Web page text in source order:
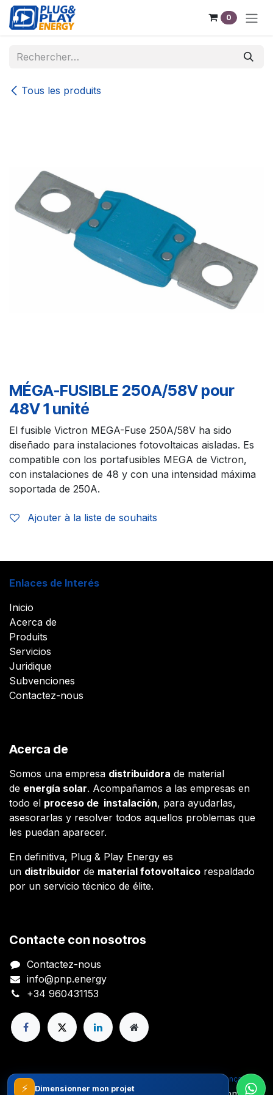
Se rendre au contenu
0
Tous les produits
MÉGA-FUSIBLE 250A/58V pour
48V 1 unité
El fusible Victron MEGA-Fuse 250A/58V ha sido
diseñado para instalaciones fotovoltaicas aisladas. Es
compatible con los portafusibles MEGA de Victron,
con instalaciones de 48 y con una intensidad máxima
soportada de 250A.
Ajouter à la liste de souhaits
Enlaces de Interés
Inicio
Acerca de
Produits
Servicios
Juridique
Subvenciones
Contactez-nous
Acerca de
Somos una empresa distribuidora de material
de energía solar. Acompañamos a las empresas en
todo el proceso de instalación, para ayudarlas,
asesorarlas y resolver todos aquellos problemas que
les puedan aparecer.
En definitiva, Plug & Play Energy es
un distribuidor de material fotovoltaico respaldado
por un servicio técnico de élite.
Contacte con nosotros
Contactez-nous
info@pnp.energy
+34 960431153
Copyright © Plug And Play Energy S.L. Français
⚡